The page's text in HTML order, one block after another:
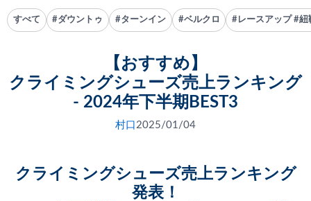
すべて #ダウントゥ #ターンイン #ベルクロ #レースアップ #紐
【おすすめ】
クライミングシューズ売上ランキング
- 2024年下半期BEST3
村口 2025/01/04
クライミングシューズ売上ランキング
発表！